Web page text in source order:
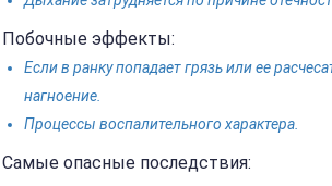
Побочные эффекты:
Если в ранку попадает грязь или ее
нагноение.
Процессы воспалительного характера.
Самые опасные последствия: